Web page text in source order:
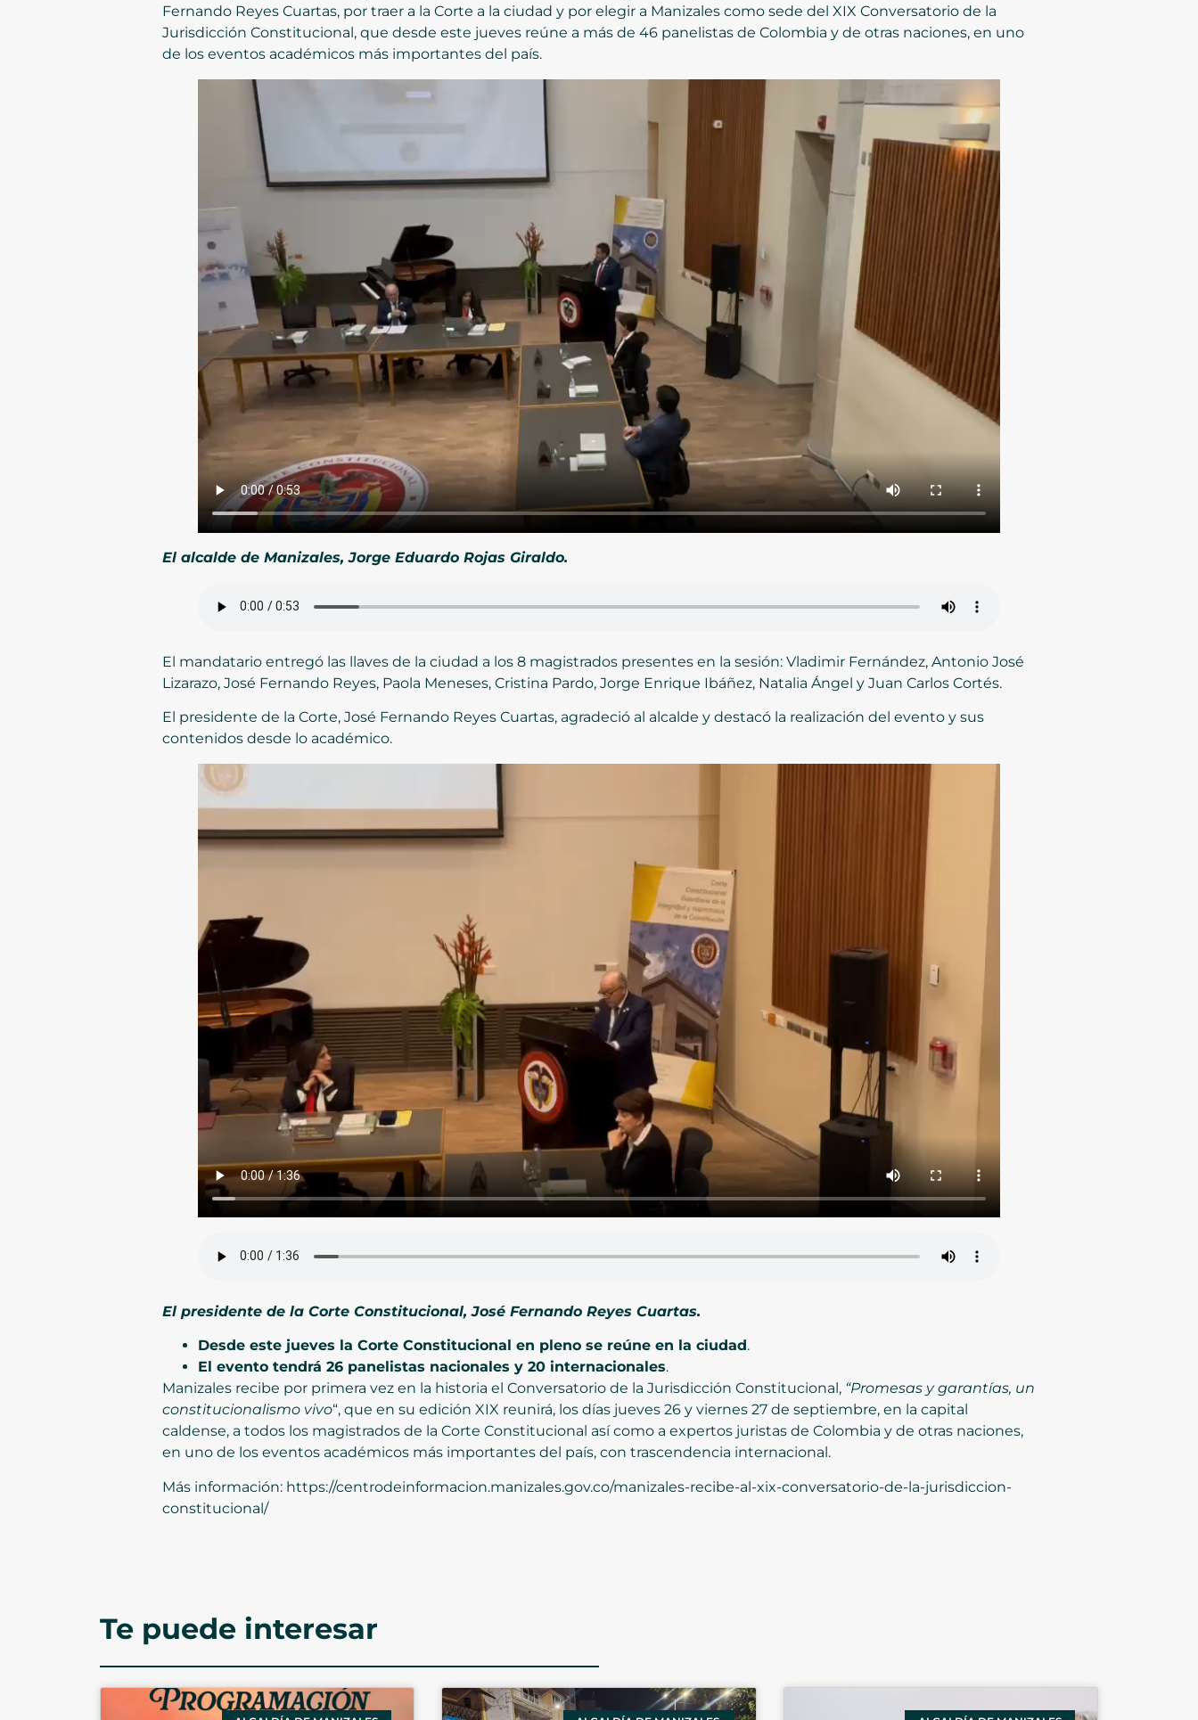
Fernando Reyes Cuartas, por traer a la Corte a la ciudad y por elegir a Manizales como sede del XIX Conversatorio de la
Jurisdicción Constitucional, que desde este jueves reúne a más de 46 panelistas de Colombia y de otras naciones, en uno
de los eventos académicos más importantes del país.
El alcalde de Manizales, Jorge Eduardo Rojas Giraldo.
El mandatario entregó las llaves de la ciudad a los 8 magistrados presentes en la sesión: Vladimir Fernández, Antonio José
Lizarazo, José Fernando Reyes, Paola Meneses, Cristina Pardo, Jorge Enrique Ibáñez, Natalia Ángel y Juan Carlos Cortés.
El presidente de la Corte, José Fernando Reyes Cuartas, agradeció al alcalde y destacó la realización del evento y sus
contenidos desde lo académico.
El presidente de la Corte Constitucional, José Fernando Reyes Cuartas.
Desde este jueves la Corte Constitucional en pleno se reúne en la ciudad.
El evento tendrá 26 panelistas nacionales y 20 internacionales.
Manizales recibe por primera vez en la historia el Conversatorio de la Jurisdicción Constitucional, “Promesas y garantías, un
constitucionalismo vivo“, que en su edición XIX reunirá, los días jueves 26 y viernes 27 de septiembre, en la capital
caldense, a todos los magistrados de la Corte Constitucional así como a expertos juristas de Colombia y de otras naciones,
en uno de los eventos académicos más importantes del país, con trascendencia internacional.
Más información: https://centrodeinformacion.manizales.gov.co/manizales-recibe-al-xix-conversatorio-de-la-jurisdiccion-
constitucional/
Te puede interesar